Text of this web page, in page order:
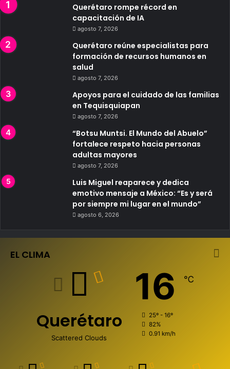
Querétaro rompe récord en
capacitación de IA
agosto 7, 2026
Querétaro reúne especialistas para
formación de recursos humanos en
salud
agosto 7, 2026
Apoyos para el cuidado de las familias
en Tequisquiapan
agosto 7, 2026
“Botsu Muntsi. El Mundo del Abuelo”
fortalece respeto hacia personas
adultas mayores
agosto 7, 2026
Luis Miguel reaparece y dedica
emotivo mensaje a México: “Es y será
por siempre mi lugar en el mundo”
agosto 6, 2026
EL CLIMA
Querétaro
Scattered Clouds
16 ℃
25º - 16º
82%
0.91 km/h